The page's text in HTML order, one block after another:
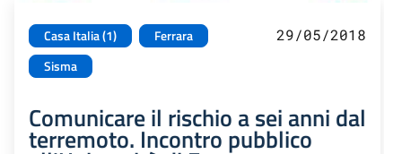
Casa Italia (1)
Ferrara
Sisma
29/05/2018
Comunicare il rischio a sei anni dal
terremoto. Incontro pubblico